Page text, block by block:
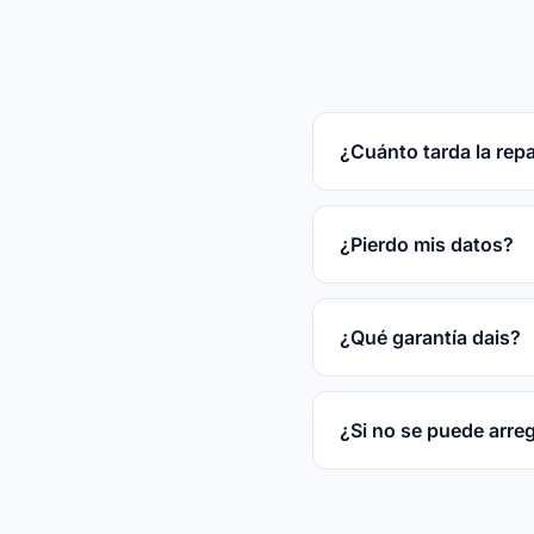
¿Cuánto tarda la
Reparaciones
tras el diagnóstico
¿Pierdo mis datos?
En la mayoría de las
disco.
¿Qué garantía dais?
3 meses por escrito
¿Si no se puede